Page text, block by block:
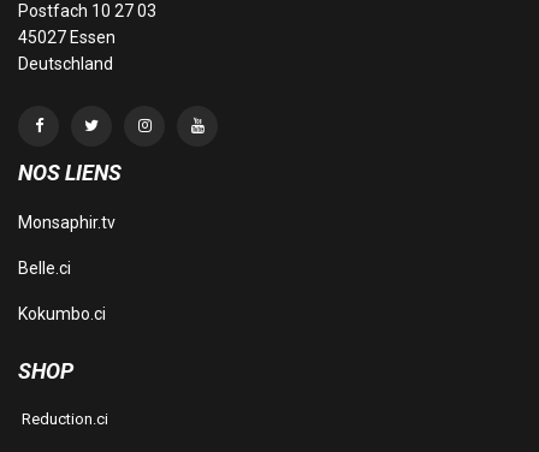
Postfach 10 27 03
45027 Essen
Deutschland
NOS LIENS
Monsaphir.tv
Belle.ci
Kokumbo.ci
SHOP
Reduction.ci